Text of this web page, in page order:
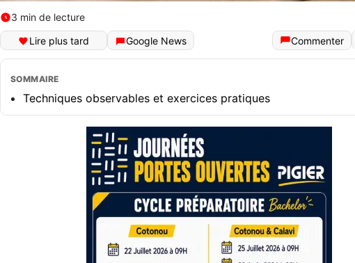
3 min de lecture
Lire plus tard
Google News Commenter
SOMMAIRE
Techniques observables et exercices pratiques